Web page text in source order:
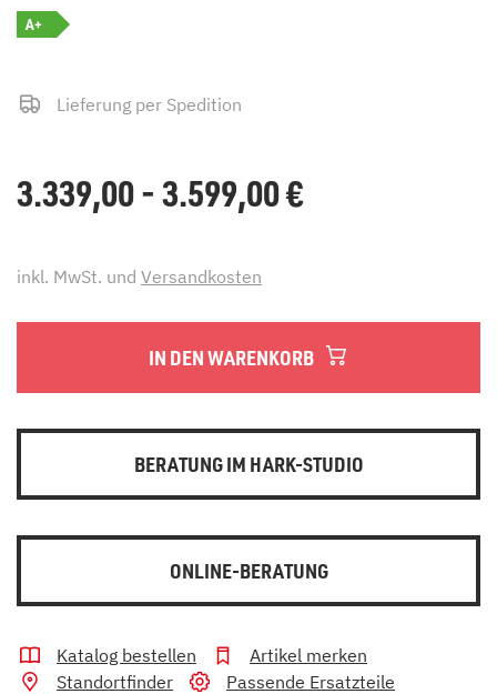
A+
Lieferung per Spedition
3.339,00 - 3.599,00€
inkl. MwSt. und Versandkosten
IN DEN WARENKORB
BERATUNG IM HARK-STUDIO
ONLINE-BERATUNG
Katalog bestellen
Artikel merken
Standortfinder
Passende Ersatzteile